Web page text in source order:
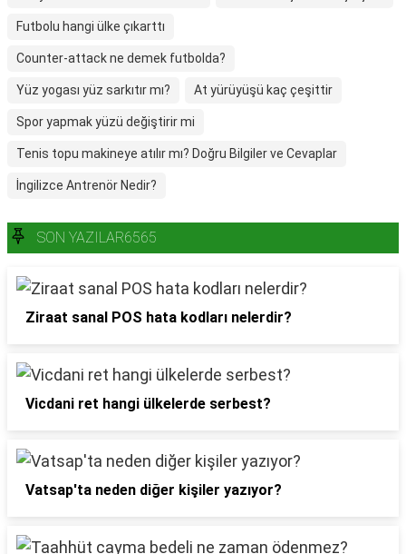
Futbolu hangi ülke çıkarttı
Counter-attack ne demek futbolda?
Yüz yogası yüz sarkıtır mı? At yürüyüşü kaç çeşittir
Spor yapmak yüzü değiştirir mi
Tenis topu makineye atılır mı? Doğru Bilgiler ve Cevaplar
İngilizce Antrenör Nedir?
SON YAZILAR6565
Ziraat sanal POS hata kodları nelerdir?
Vicdani ret hangi ülkelerde serbest?
Vatsap'ta neden diğer kişiler yazıyor?